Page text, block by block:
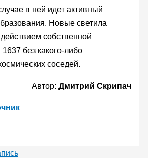
в ней идет активный
Новые светила
собственной
без какого-либо
соседей.
Автор:Дмитрий Скрипач